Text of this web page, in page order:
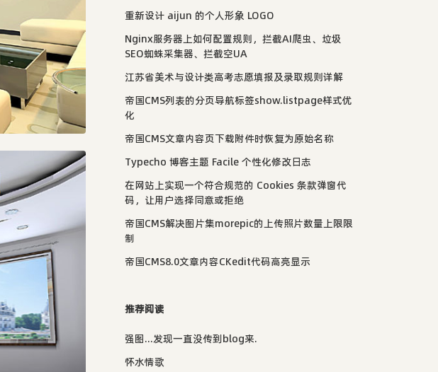
重新设计 aijun 的个人形象 LOGO
Nginx服务器上如何配置规则，拦截AI爬虫、垃圾
SEO蜘蛛采集器、拦截空UA
江苏省美术与设计类高考志愿填报及录取规则详解
帝国CMS列表的分页导航标签show.listpage样式优
化
帝国CMS文章内容页下载附件时恢复为原始名称
Typecho 博客主题 Facile 个性化修改日志
在网站上实现一个符合规范的 Cookies 条款弹窗代
码，让用户选择同意或拒绝
帝国CMS解决图片集morepic的上传照片数量上限限
制
帝国CMS8.0文章内容CKedit代码高亮显示
推荐阅读
强图...发现一直没传到blog来.
怀水情歌